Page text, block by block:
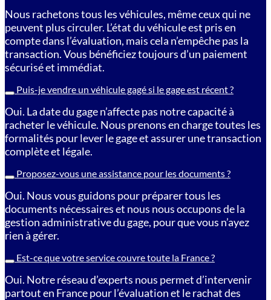
Nous rachetons tous les véhicules, même ceux qui ne
peuvent plus circuler. L’état du véhicule est pris en
compte dans l’évaluation, mais cela n’empêche pas la
transaction. Vous bénéficiez toujours d’un paiement
sécurisé et immédiat.
Puis-je vendre un véhicule gagé si le gage est récent ?
Oui. La date du gage n’affecte pas notre capacité à
racheter le véhicule. Nous prenons en charge toutes les
formalités pour lever le gage et assurer une transaction
complète et légale.
Proposez-vous une assistance pour les documents ?
Oui. Nous vous guidons pour préparer tous les
documents nécessaires et nous nous occupons de la
gestion administrative du gage, pour que vous n’ayez
rien à gérer.
Est-ce que votre service couvre toute la France ?
Oui. Notre réseau d’experts nous permet d’intervenir
partout en France pour l’évaluation et le rachat des